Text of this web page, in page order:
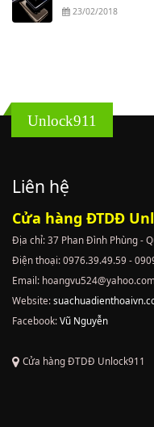
23/02/2018
Unlock911
Liên hệ
Cửa hàng ĐTDĐ
Địa chỉ: 37 Phan Đình Phùng -
Điện thoại: 0976.39.49.59 -
Email: hoangvu524@yahoo.com
Website:
Facebook:Vũ Nguyễn
Cửa hàng ĐTDĐ Unlock911